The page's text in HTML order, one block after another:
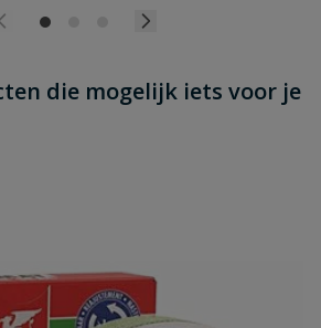
die mogelijk iets voor je